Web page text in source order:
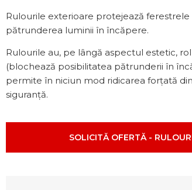
Rulourile exterioare protejează
pătrunderea luminii în încăpere.
Rulourile au, pe lângă aspectul estetic,
(blochează posibilitatea pătrunderii în
permite în niciun mod ridicarea forțată
siguranță.
SOLICITĂ OFERTĂ -